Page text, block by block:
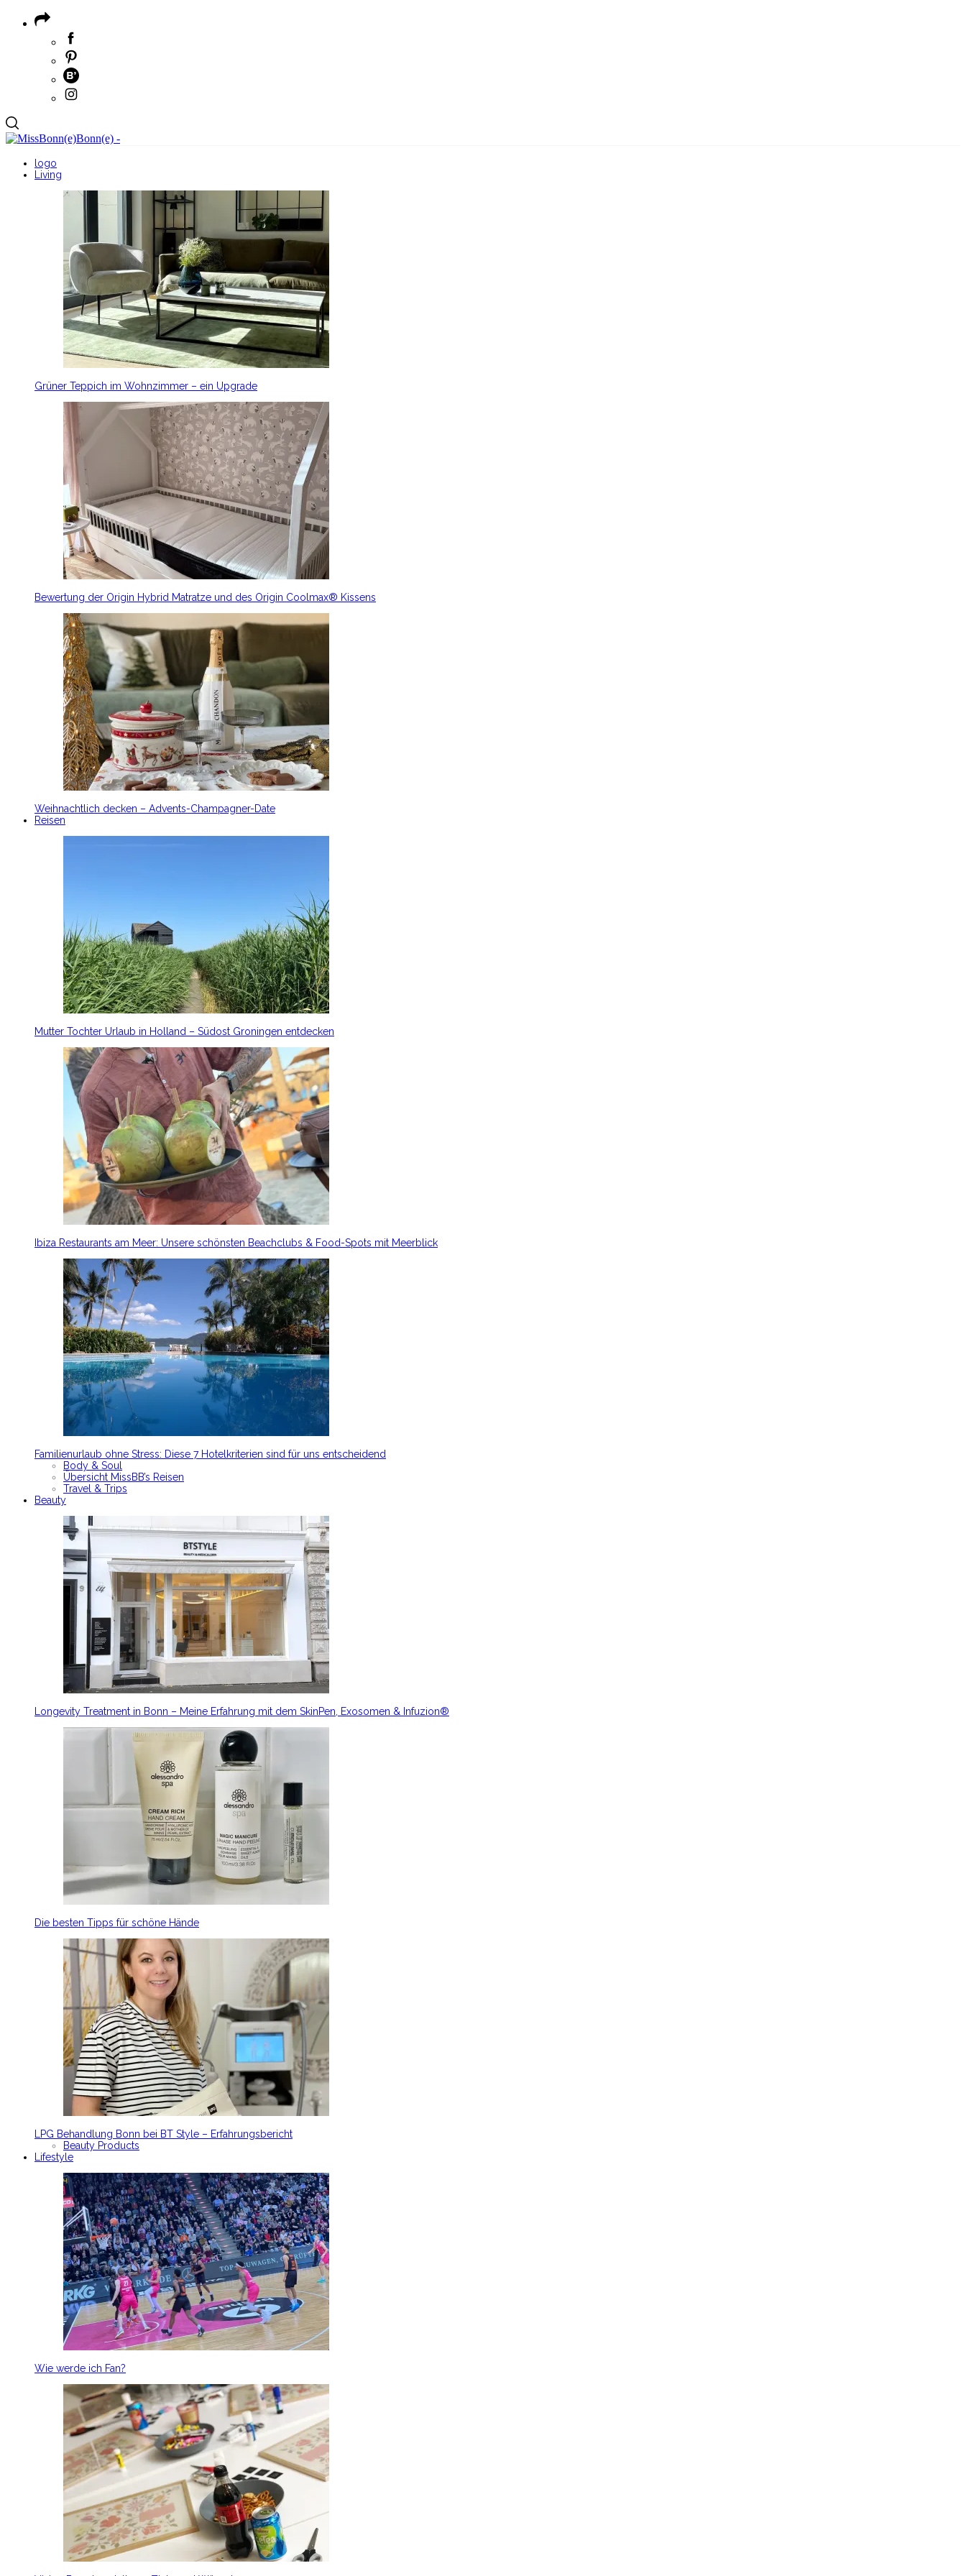
logo
Living
Grüner Teppich im Wohnzimmer – ein Upgrade
Bewertung der Origin Hybrid Matratze und des Origin Coolmax® Kissens
Weihnachtlich decken – Advents-Champagner-Date
Reisen
Mutter Tochter Urlaub in Holland – Südost Groningen entdecken
Ibiza Restaurants am Meer: Unsere schönsten Beachclubs & Food-Spots mit Meerblick
Familienurlaub ohne Stress: Diese 7 Hotelkriterien sind für uns entscheidend
Body & Soul
Übersicht MissBB’s Reisen
Travel & Trips
Beauty
Longevity Treatment in Bonn – Meine Erfahrung mit dem SkinPen, Exosomen & Infuzion®
Die besten Tipps für schöne Hände
LPG Behandlung Bonn bei BT Style – Erfahrungsbericht
Beauty Products
Lifestyle
Wie werde ich Fan?